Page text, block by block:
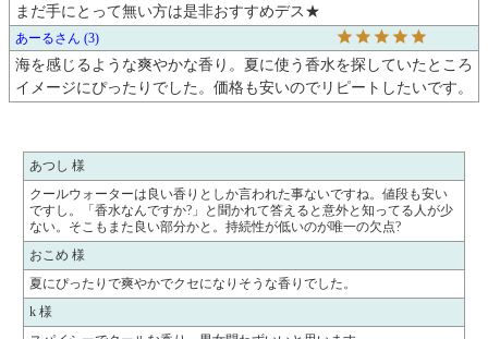
まだ手にとって無い方は是非おすすめデス★
あーる 3
海を感じるような爽やかな香り。夏に使う香水を探していたところ
イメージにぴったりでした。価格も安いのでリピートしたいです。
あつし 様
クールウォーターは良い香りとしか言われた事ないですね。値段も安い
ですし。「香水なんですか?」と聞かれて答えると意外と知ってる人が少
ない。そこもまた良い部分かと。持続性が低いのが唯一の欠点?
おこめ 様
夏にぴったりで爽やかでクセになりそうな香りでした。
k 様